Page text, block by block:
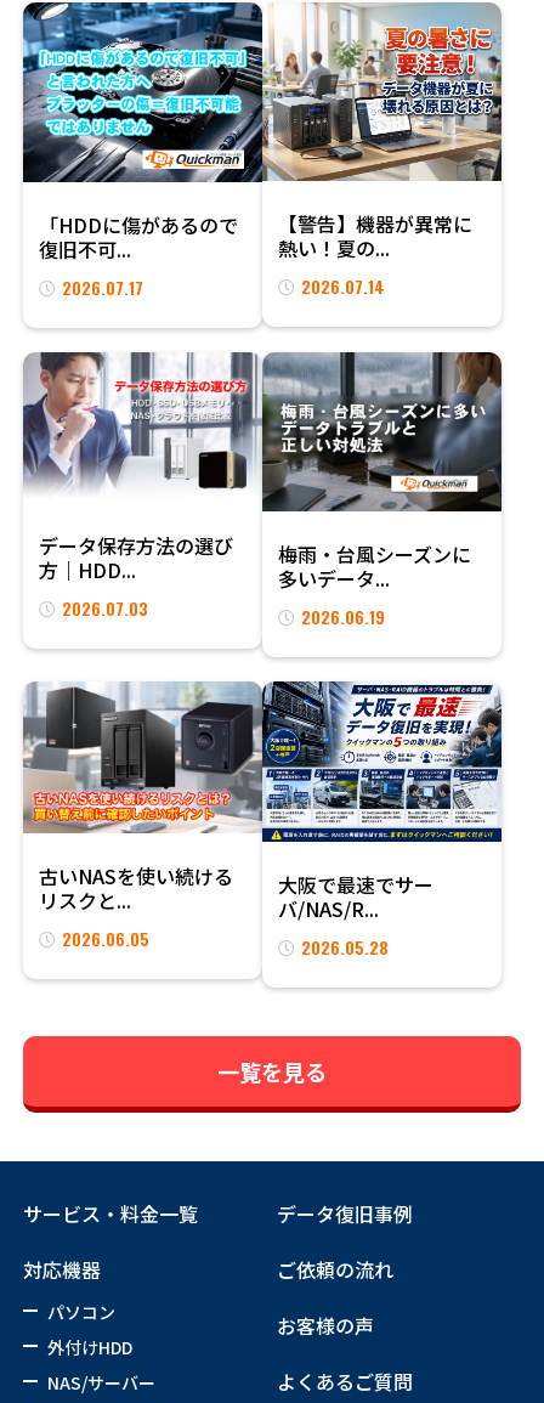
「HDDに傷があるので
復旧不可...
2026.07.17
【警告】機器が異常に
熱い！夏の...
2026.07.14
データ保存方法の選び
方｜HDD...
2026.07.03
梅雨・台風シーズンに
多いデータ...
2026.06.19
古いNASを使い続ける
リスクと...
2026.06.05
大阪で最速でサー
バ/NAS/R...
2026.05.28
一覧を見る
サービス・料金一覧
対応機器
パソコン
外付けHDD
NAS/サーバー
データ復旧事例
ご依頼の流れ
お客様の声
よくあるご質問